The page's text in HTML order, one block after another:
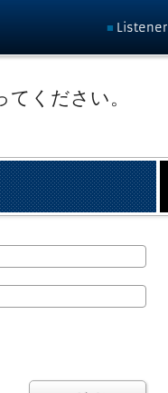
Listener
ください。